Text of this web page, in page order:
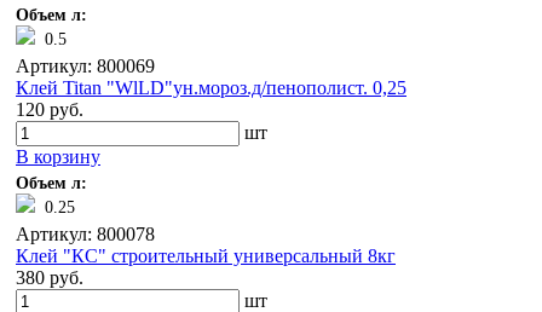
Объем л:
0.5
Артикул: 800069
Клей Titan "WlLD"ун.мороз.д/пенополист. 0,25
120 руб.
шт
В корзину
Объем л:
0.25
Артикул: 800078
Клей "КС" строительный универсальный 8кг
380 руб.
шт